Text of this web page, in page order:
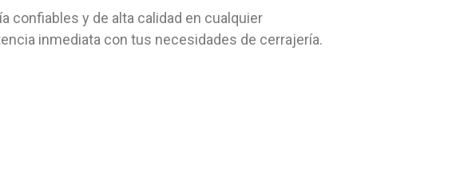
confiables y de alta calidad en cualquier
inmediata con tus necesidades de cerrajería.